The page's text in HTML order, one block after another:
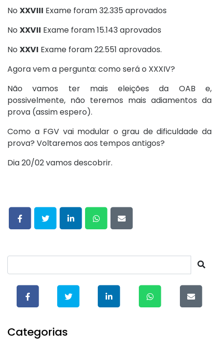
No XXVIII Exame foram 32.335 aprovados
No XXVII Exame foram 15.143 aprovados
No XXVI Exame foram 22.551 aprovados.
Agora vem a pergunta: como será o XXXIV?
Não vamos ter mais eleições da OAB e,
possivelmente, não teremos mais adiamentos da
prova (assim espero).
Como a FGV vai modular o grau de dificuldade da
prova? Voltaremos aos tempos antigos?
Dia 20/02 vamos descobrir.
Categorias